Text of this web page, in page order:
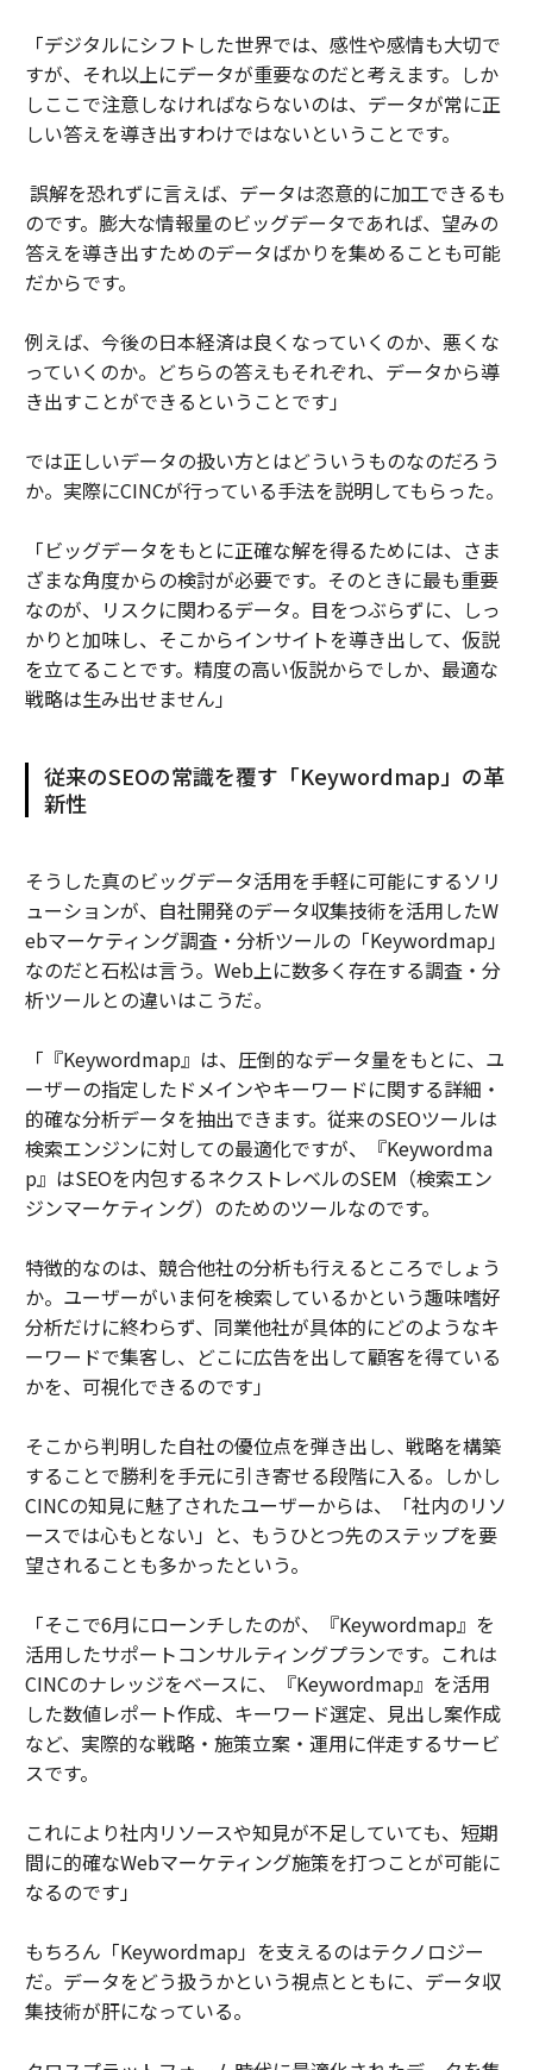
「デジタルにシフトした世界では、感性や感情も大切で
すが、それ以上にデータが重要なのだと考えます。しか
しここで注意しなければならないのは、データが常に正
しい答えを導き出すわけではないということです。
誤解を恐れずに言えば、データは恣意的に加工できるも
のです。膨大な情報量のビッグデータであれば、望みの
答えを導き出すためのデータばかりを集めることも可能
だからです。
例えば、今後の日本経済は良くなっていくのか、悪くな
っていくのか。どちらの答えもそれぞれ、データから導
き出すことができるということです」
では正しいデータの扱い方とはどういうものなのだろう
か。実際にCINCが行っている手法を説明してもらった。
「ビッグデータをもとに正確な解を得るためには、さま
ざまな角度からの検討が必要です。そのときに最も重要
なのが、リスクに関わるデータ。目をつぶらずに、しっ
かりと加味し、そこからインサイトを導き出して、仮説
を立てることです。精度の高い仮説からでしか、最適な
戦略は生み出せません」
従来のSEOの常識を覆す「Keywordmap」の革
新性
そうした真のビッグデータ活用を手軽に可能にするソリ
ューションが、自社開発のデータ収集技術を活用したW
ebマーケティング調査・分析ツールの「Keywordmap」
なのだと石松は言う。Web上に数多く存在する調査・分
析ツールとの違いはこうだ。
「『Keywordmap』は、圧倒的なデータ量をもとに、ユ
ーザーの指定したドメインやキーワードに関する詳細・
的確な分析データを抽出できます。従来のSEOツールは
検索エンジンに対しての最適化ですが、『Keywordma
p』はSEOを内包するネクストレベルのSEM（検索エン
ジンマーケティング）のためのツールなのです。
特徴的なのは、競合他社の分析も行えるところでしょう
か。ユーザーがいま何を検索しているかという趣味嗜好
分析だけに終わらず、同業他社が具体的にどのようなキ
ーワードで集客し、どこに広告を出して顧客を得ている
かを、可視化できるのです」
そこから判明した自社の優位点を弾き出し、戦略を構築
することで勝利を手元に引き寄せる段階に入る。しかし
CINCの知見に魅了されたユーザーからは、「社内のリソ
ースでは心もとない」と、もうひとつ先のステップを要
望されることも多かったという。
「そこで6月にローンチしたのが、『Keywordmap』を
活用したサポートコンサルティングプランです。これは
CINCのナレッジをベースに、『Keywordmap』を活用
した数値レポート作成、キーワード選定、見出し案作成
など、実際的な戦略・施策立案・運用に伴走するサービ
スです。
これにより社内リソースや知見が不足していても、短期
間に的確なWebマーケティング施策を打つことが可能に
なるのです」
もちろん「Keywordmap」を支えるのはテクノロジー
だ。データをどう扱うかという視点とともに、データ収
集技術が肝になっている。